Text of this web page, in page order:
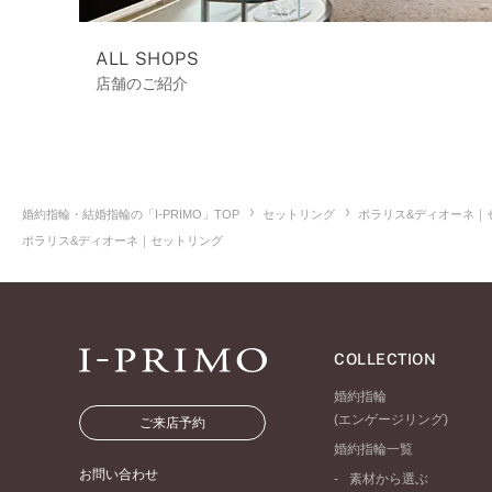
ALL SHOPS
店舗のご紹介
婚約指輪・結婚指輪の「I-PRIMO」TOP セットリング
ポラリス&ディオーネ｜
ポラリス&ディオーネ｜セットリング
ご来店予約
お問い合わせ
COLLECTION
婚約指輪
(エンゲージリング)
婚約指輪一覧
素材から選ぶ